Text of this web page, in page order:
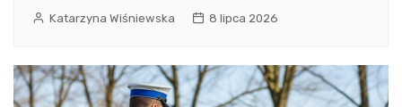
Katarzyna Wiśniewska 8 lipca 2026